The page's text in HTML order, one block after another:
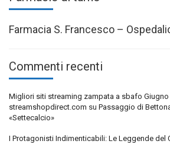
Farmacia S. Francesco –
Commenti recenti
Migliori siti streaming zampata a sbafo Giugno
streamshopdirect.com su Passaggio di
«Settecalcio»
I Protagonisti Indimenticabili: Le Leggende del